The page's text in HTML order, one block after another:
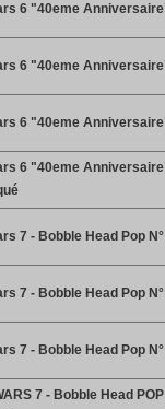
6 "40eme
6 "40eme
6 "40eme
6 "40eme
7 - Bobble Head Pop
7 - Bobble Head Pop
7 - Bobble Head Pop
7 - Bobble Head